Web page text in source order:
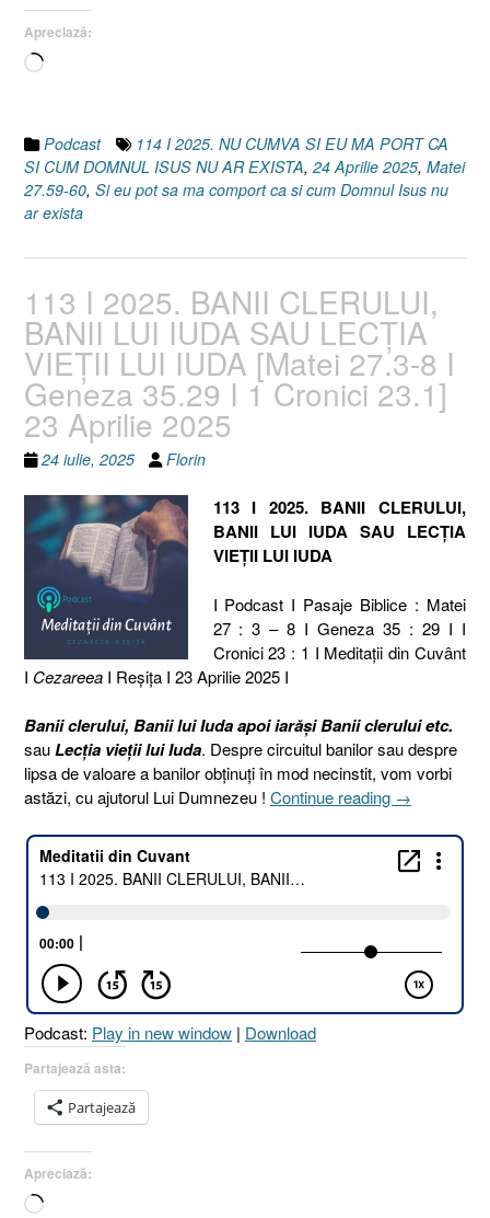
60]
24
Aprilie
Apreciază:
Încarc...
Podcast
114 I 2025. NU CUMVA SI EU MA PORT CA
SI CUM DOMNUL ISUS NU AR EXISTA, 24 Aprilie 2025, Matei
27.59-60, Si eu pot sa ma comport ca si cum Domnul Isus nu
ar exista
113 I 2025. BANII CLERULUI,
BANII LUI IUDA SAU LECȚIA
VIEȚII LUI IUDA [Matei 27.3-8 I
Geneza 35.29 I 1 Cronici 23.1]
23 Aprilie 2025
24 iulie, 2025 Florin
113 I 2025. BANII CLERULUI,
BANII LUI IUDA SAU LECȚIA
VIEȚII LUI IUDA
I Podcast I Pasaje Biblice : Matei
27 : 3 – 8 I Geneza 35 : 29 I I
Cronici 23 : 1 I Meditaţii din Cuvânt
I Cezareea I Reşiţa I 23 Aprilie 2025 I
Banii clerului, Banii lui Iuda apoi iarăși Banii cleruluietc.
sauLecția vieții lui Iuda. Despre circuitul banilor sau despre
lipsa de valoare a banilor obținuți în mod necinstit, vom vorbi
astăzi, cu ajutorul Lui Dumnezeu ! Continue reading „113
2025.
BANII
SAU
LECȚIA
→
Podcast: Play in new window | Download
Partajează asta:
Partajează
Apreciază:
Încarc...